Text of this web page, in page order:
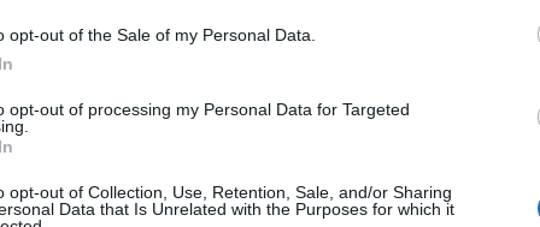
opt-out of the Sale of my Personal Data.
opt-out of processing my Personal Data for Targeted
opt-out of Collection, Use, Retention, Sale, and/or Sharing
Data that Is Unrelated with the Purposes for which it
szerdán ugyanakkor azt közölték, hogy a
a tárgyalások folytatódnak Iránnal.
és az elnök továbbra is maximális